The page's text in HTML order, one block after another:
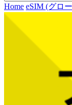
Home eSIM (グロ